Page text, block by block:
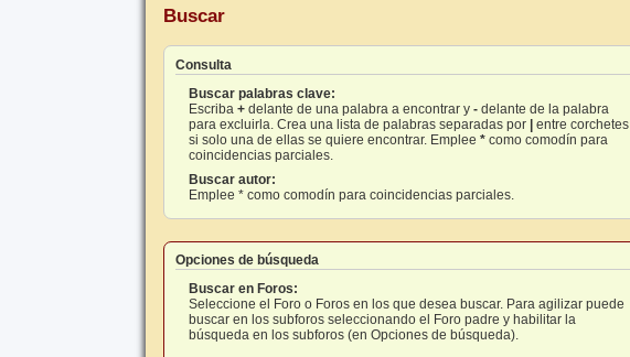
Buscar
Consulta
Buscar palabras clave:
Escriba +delante de una palabra a encontrar y -delante de la palabra
para excluirla. Crea una lista de palabras separadas por |entre corchetes
si solo una de ellas se quiere encontrar. Emplee *como comodín para
coincidencias parciales.
Buscar autor:
Emplee * como comodín para coincidencias parciales.
Opciones de búsqueda
Buscar en Foros:
Seleccione el Foro o Foros en los que desea buscar. Para agilizar puede
buscar en los subforos seleccionando el Foro padre y habilitar la
búsqueda en los subforos (en Opciones de búsqueda).